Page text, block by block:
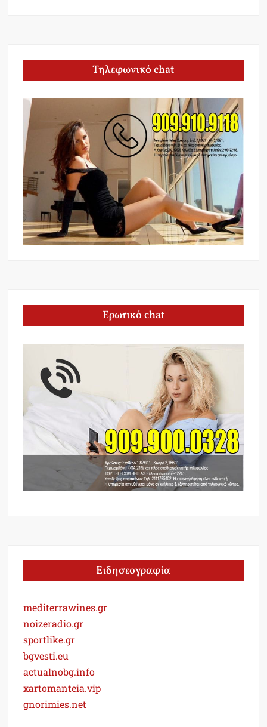
Τηλεφωνικό chat
Ερωτικό chat
Ειδησεογραφία
mediterrawines.gr
noizeradio.gr
sportlike.gr
bgvesti.eu
actualnobg.info
xartomanteia.vip
gnorimies.net